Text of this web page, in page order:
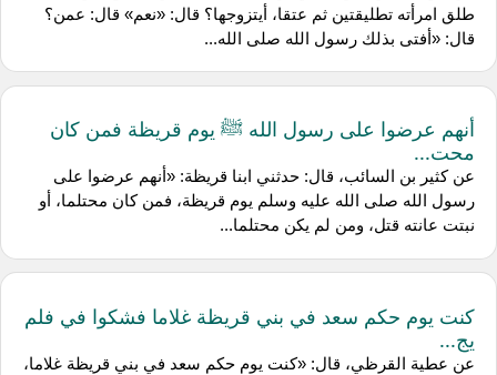
طلق امرأته تطليقتين ثم عتقا، أيتزوجها؟ قال: «نعم» قال: عمن؟
قال: «أفتى بذلك رسول الله صلى الله...
أنهم عرضوا على رسول الله ﷺ يوم قريظة فمن كان
محت...
عن كثير بن السائب، قال: حدثني ابنا قريظة: «أنهم عرضوا على
رسول الله صلى الله عليه وسلم يوم قريظة، فمن كان محتلما، أو
نبتت عانته قتل، ومن لم يكن محتلما...
كنت يوم حكم سعد في بني قريظة غلاما فشكوا في فلم
يج...
عن عطية القرظي، قال: «كنت يوم حكم سعد في بني قريظة غلاما،